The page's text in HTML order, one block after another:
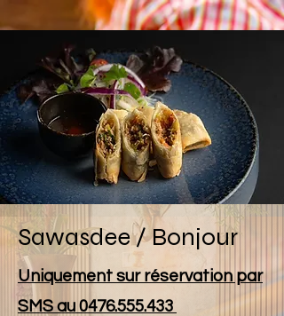
Sawasdee / Bonjour
Uniquement sur réservation par
SMS au 0476.555.433